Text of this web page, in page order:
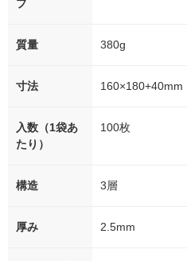
プ
質量 380g
寸法 160×180+40mm
入数（1袋あ
たり）
100枚
構造 3層
厚み 2.5mm